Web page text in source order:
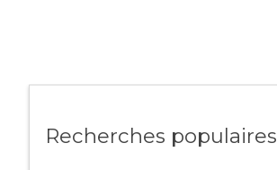
Recherches populaires